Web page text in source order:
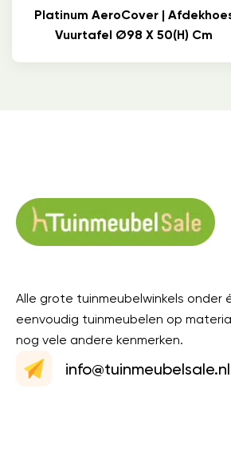
Platinum AeroCover |
Vuurtafel Ø98 X 50(h) Cm
Alle grote tuinmeubelwinkels onder
eenvoudig tuinmeubelen op
nog vele andere kenmerken.
info@tuinmeubelsale.nl